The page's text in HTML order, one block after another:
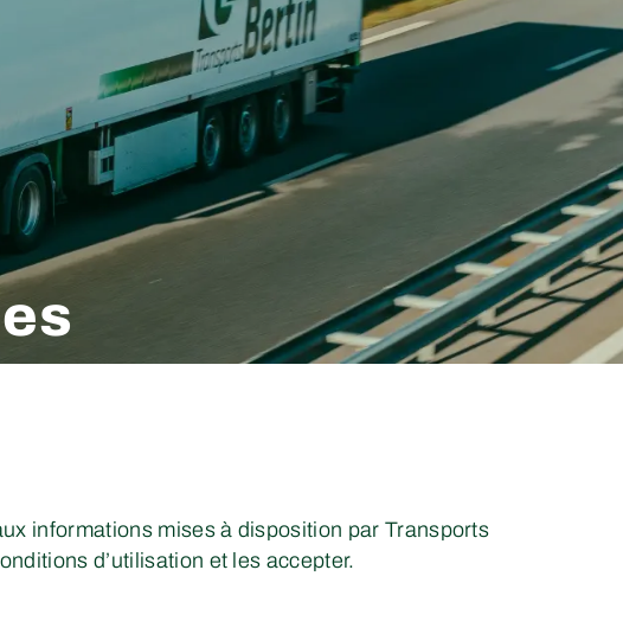
informations mises à disposition par Transports
d’utilisation et les accepter.